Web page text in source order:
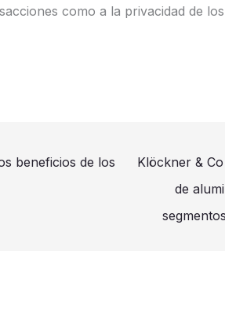
como a la privacidad de
beneficios de los
Klöckner &
de